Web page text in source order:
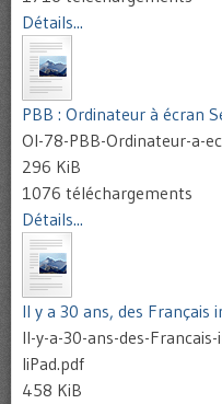
Détails...
PBB : Ordinateur à écran
OI-78-PBB-Ordinateur-a-
296 KiB
1076 téléchargements
Détails...
Il y a 30 ans, des Français
Il-y-a-30-ans-des-
liPad.pdf
458 KiB